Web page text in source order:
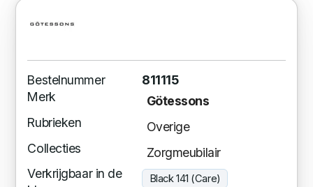
Bestelnummer
811115
Merk
Götessons
Rubrieken
Overige
Collecties
Zorgmeubilair
Verkrijgbaar in de
Black 141 (Care)